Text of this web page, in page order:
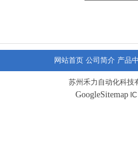
网站首页 公司简介 产品
苏州禾力自动化科技
GoogleSitemap